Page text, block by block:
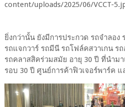
ยิ่งกว่านั้น ยังมีการประกวด รถจำลอ
รถแจกวาร์ รถมีนี รถโฟล์คสวาเกน ร
รถคลาสสิคร่วมสมัย อายุ 30 ปี ที่นำม
รอบ 30 ปี ศูนย์การค้าฟิวเจอร์พาร์ค แ